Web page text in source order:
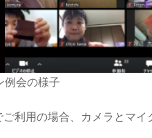
例会の様子
利用の場合、カメラとマイ